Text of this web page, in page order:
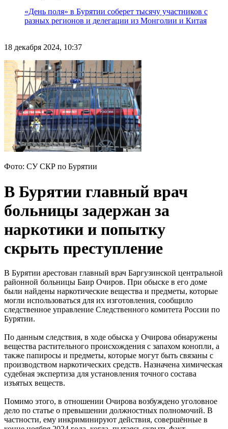
«День поля» в Бурятии соберет тысячу участников с
разных регионов и делегации из Монголии и Китая
18 декабря 2024, 10:37
Фото: СУ СКР по Бурятии
В Бурятии главный врач
больницы задержан за
наркотики и попытку
скрыть преступление
В Бурятии арестован главный врач Баргузинской центральной
районной больницы Баир Очиров. При обыске в его доме
были найдены наркотические вещества и предметы, которые
могли использоваться для их изготовления, сообщило
следственное управление Следственного комитета России по
Бурятии.
По данным следствия, в ходе обыска у Очирова обнаружены
вещества растительного происхождения с запахом конопли, а
также папиросы и предметы, которые могут быть связаны с
производством наркотических средств. Назначена химическая
судебная экспертиза для установления точного состава
изъятых веществ.
Помимо этого, в отношении Очирова возбуждено уголовное
дело по статье о превышении должностных полномочий. В
частности, ему инкриминируют действия, совершённые в